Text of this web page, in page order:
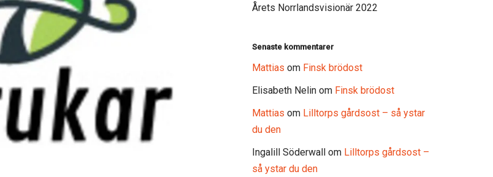
Årets Norrlandsvisionär 2022
Senaste kommentarer
Mattias om Finsk brödost
Elisabeth Nelin om Finsk brödost
Mattias om Lilltorps gårdsost – så ystar
du den
Ingalill Söderwall om Lilltorps gårdsost –
så ystar du den